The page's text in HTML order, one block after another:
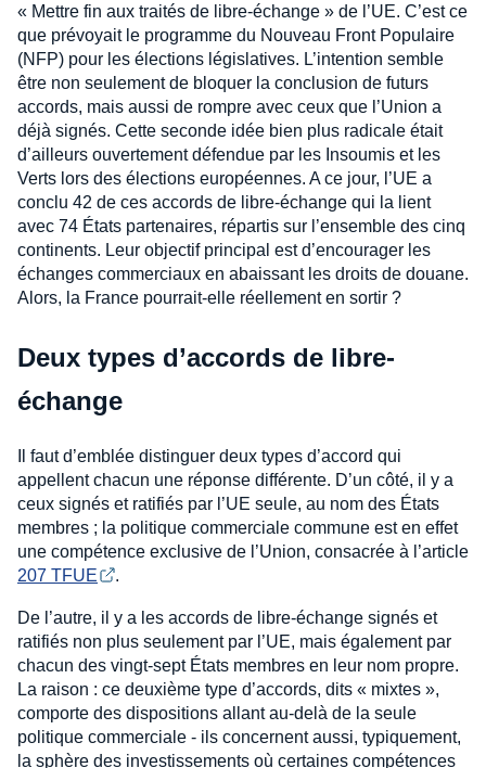
« Mettre fin aux traités de libre-échange » de l’UE. C’est ce
que prévoyait le programme du Nouveau Front Populaire
(NFP) pour les élections législatives. L’intention semble
être non seulement de bloquer la conclusion de futurs
accords, mais aussi de rompre avec ceux que l’Union a
déjà signés. Cette seconde idée bien plus radicale était
d’ailleurs ouvertement défendue par les Insoumis et les
Verts lors des élections européennes. A ce jour, l’UE a
conclu 42 de ces accords de libre-échange qui la lient
avec 74 États partenaires, répartis sur l’ensemble des cinq
continents. Leur objectif principal est d’encourager les
échanges commerciaux en abaissant les droits de douane.
Alors, la France pourrait-elle réellement en sortir ?
Deux types d’accords de libre-
échange
Il faut d’emblée distinguer deux types d’accord qui
appellent chacun une réponse différente. D’un côté, il y a
ceux signés et ratifiés par l’UE seule, au nom des États
membres ; la politique commerciale commune est en effet
une compétence exclusive de l’Union, consacrée à l’article
207 TFUE
.
De l’autre, il y a les accords de libre-échange signés et
ratifiés non plus seulement par l’UE, mais également par
chacun des vingt-sept États membres en leur nom propre.
La raison : ce deuxième type d’accords, dits « mixtes »,
comporte des dispositions allant au-delà de la seule
politique commerciale - ils concernent aussi, typiquement,
la sphère des investissements où certaines compétences